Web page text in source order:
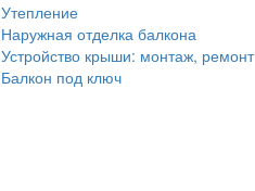
Утепление
Наружная отделка балкона
Устройство крыши: монтаж, ремонт
Балкон под ключ